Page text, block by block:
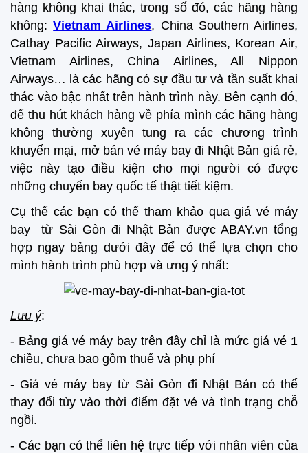
hàng không khai thác, trong số đó, các hãng hàng
không:Vietnam Airlines, China Southern Airlines,
Cathay Pacific Airways, Japan Airlines, Korean Air,
Vietnam Airlines, China Airlines, All Nippon
Airways… là các hãng có sự đầu tư và tần suất khai
thác vào bậc nhất trên hành trình này. Bên cạnh đó,
để thu hút khách hàng về phía mình các hãng hàng
không thường xuyên tung ra các chương trình
khuyến mại, mở bán vé máy bay đi Nhật Bản giá rẻ,
việc này tạo điều kiện cho mọi người có được
những chuyến bay quốc tế thật tiết kiệm.
Cụ thể các bạn có thể tham khảo qua giá vé máy
bay từ Sài Gòn đi Nhật Bản được ABAY.vn tổng
hợp ngay bảng dưới đây để có thể lựa chọn cho
mình hành trình phù hợp và ưng ý nhất:
Lưu ý:
- Bảng giá vé máy bay trên đây chỉ là mức giá vé 1
chiều, chưa bao gồm thuế và phụ phí
- Giá vé máy bay từ Sài Gòn đi Nhật Bản có thể
thay đổi tùy vào thời điểm đặt vé và tình trạng chỗ
ngồi.
- Các bạn có thể liên hệ trực tiếp với nhân viên của